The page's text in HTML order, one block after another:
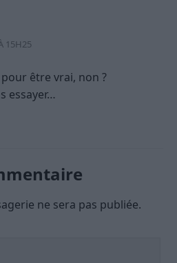
15H25
être vrai, non ?
essayer…
ne sera pas publiée.